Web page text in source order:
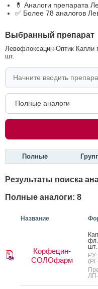
💊 Аналоги препарата
✅ Более 78 аналогов
Выбранный препарат
Левофлоксацин-Оптик
шт.
Полные
Результаты поиска
Полные аналоги: 8
Название
Корфецин-
СОЛОфарм
шт.